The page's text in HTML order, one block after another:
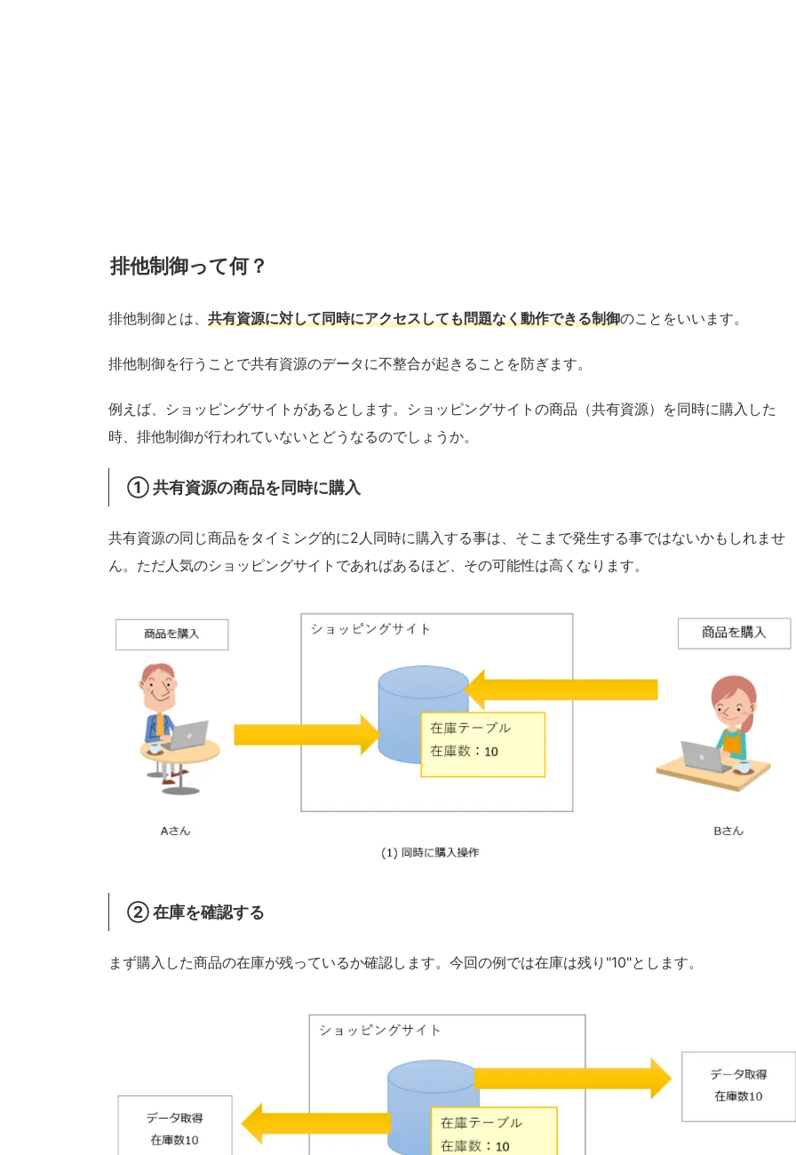
排他制御って何？
排他制御とは、 共有資源に対して同時にアクセスしても問題なく動作できる制御のことをいいます。
排他制御を行うことで共有資源のデータに不整合が起きることを防ぎます。
例えば、ショッピングサイトがあるとします。ショッピングサイトの商品（共有資源）を同時に購入した
時、排他制御が行われていないとどうなるのでしょうか。
① 共有資源の商品を同時に購入
共有資源の同じ商品をタイミング的に2人同時に購入する事は、そこまで発生する事ではないかもしれませ
ん。ただ人気のショッピングサイトであればあるほど、その可能性は高くなります。
② 在庫を確認する
まず購入した商品の在庫が残っているか確認します。今回の例では在庫は残り"10"とします。